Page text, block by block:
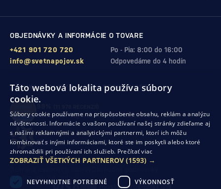
OBJEDNÁVKY A INFORMÁCIE O TOVARE
Po - Pia: 8:00 do 16:00
+421 901 720 720
Odpovedáme do 4 hodín
info@svetnapojov.sk
ZÁRUKA KVALITY A VAŠEJ SPOKOJNOSTI
zákazníkov odporúča nákup v našom obchode
SHOP ROKU 2024
10. rok po sebesme získali ocenenie od Heureka
Odstúpenie od zmluvy
Táto webová lokalita používa súbory
cookie.
Súbory cookie používame na prispôsobenie obsahu, reklám a analýzu
návštevnosti. Informácie o vašom používaní našej stránky zdieľame aj
s našimi reklamnými a analytickými partnermi, ktorí ich môžu
kombinovať s inými informáciami, ktoré ste im poskytli alebo ktoré
zhromaždili pri používaní ich služieb. Prečítať viac
ZOBRAZIŤ VŠETKÝCH PARTNEROV (1593) →
NEVYHNUTNE POTREBNÉ VÝKONNOSŤ